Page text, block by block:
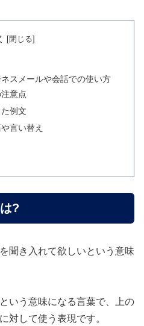
ネスメールや会話での使い方
意点
例文
言い替え
?
聞き入れて欲しいという意味
いう意味になる言葉で、上の
対して使う表現です。